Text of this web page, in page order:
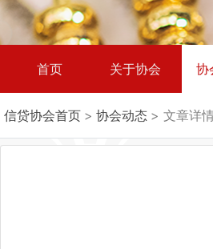
首页 关于协会 协
信贷协会首页 > 协会动态 > 文章详